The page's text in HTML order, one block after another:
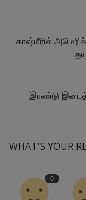
காஷ்மீரில்
இரண்டு
WHAT'S YOUR
0